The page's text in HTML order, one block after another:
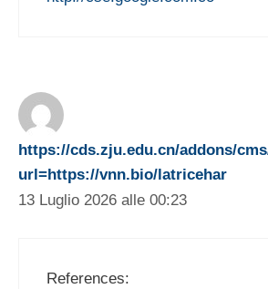
https://cds.zju.edu.cn/addons/
url=https://vnn.bio/latricehar
13 Luglio 2026 alle 00:23
References: